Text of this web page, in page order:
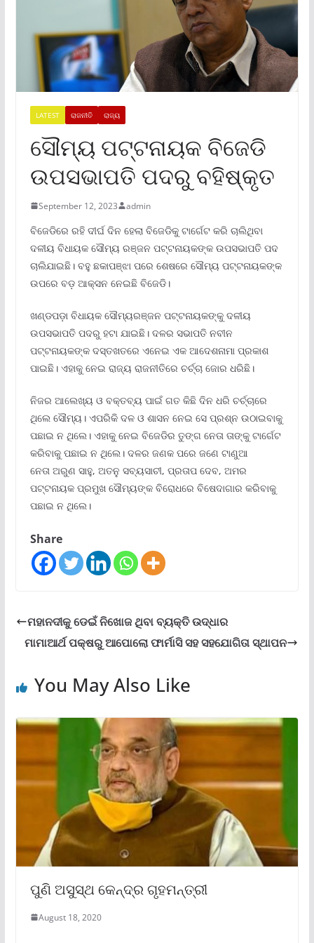
LATEST ରାଜନୀତି ରାଜ୍ୟ
ସୌମ୍ୟ ପଟ୍ଟନାୟକ ବିଜେଡି
ଉପସଭାପତି ପଦରୁ ବହିଷ୍କୃତ
September 12, 2023 admin
ବିଜେଡିରେ ରହି ଦୀର୍ଘ ଦିନ ହେଲା ବିଜେଡିକୁ ଟାର୍ଗେଟ କରି ଚାଲିଥିବା
ଦଳୀୟ ବିଧାୟକ ସୌମ୍ୟ ରଞ୍ଜନ ପଟ୍ଟନାୟକଙ୍କ ଉପସଭାପତି ପଦ
ଚାଲିଯାଇଛି। ବହୁ ଛକାପଞ୍ଝା ପରେ ଶେଷରେ ସୌମ୍ୟ ପଟ୍ଟନାୟକଙ୍କ
ଉପରେ ବଡ଼ ଆକ୍ସନ ନେଇଛି ବିଜେଡି।
ଖଣ୍ଡପଡ଼ା ବିଧାୟକ ସୌମ୍ୟରଞ୍ଜନ ପଟ୍ଟନାୟକଙ୍କୁ ଦଳୀୟ
ଉପସଭାପତି ପଦରୁ ହଟା ଯାଇଛି। ଦଳର ସଭାପତି ନବୀନ
ପଟ୍ଟନାୟକଙ୍କ ଦସ୍ତଖତରେ ଏନେଇ ଏକ ଆଦେଶନାମା ପ୍ରକାଶ
ପାଇଛି। ଏହାକୁ ନେଇ ରାଜ୍ୟ ରାଜନୀତିରେ ଚର୍ଚ୍ଚା ଜୋର ଧରିଛି।
ନିଜର ଆଲେଖ୍ୟ ଓ ବକ୍ତବ୍ୟ ପାଇଁ ଗତ କିଛି ଦିନ ଧରି ଚର୍ଚ୍ଚାରେ
ଥିଲେ ସୌମ୍ୟ। ଏପରିକି ଦଳ ଓ ଶାସନ ନେଇ ସେ ପ୍ରଶ୍ନ ଉଠାଇବାକୁ
ପଛାଇ ନ ଥିଲେ। ଏହାକୁ ନେଇ ବିଜେଡିର ତୁଙ୍ଗ ନେତା ତାଙ୍କୁ ଟାର୍ଗେଟ
କରିବାକୁ ପଛାଇ ନ ଥିଲେ। ଦଳର ଜଣକ ପରେ ଜଣେ ଟାଣୁଆ
ନେତା ଅରୁଣ ସାହୁ, ଅତନୁ ସବ୍ୟସାଚୀ, ପ୍ରତାପ ଦେବ, ଅମର
ପଟ୍ଟନାୟକ ପ୍ରମୁଖ ସୌମ୍ୟଙ୍କ ବିରୋଧରେ ବିଷେଦାଗାର କରିବାକୁ
ପଛାଇ ନ ଥିଲେ।
Share
ମହାନଦୀକୁ ଡେଇଁ ନିଖୋଜ ଥିବା ବ୍ୟକ୍ତି ଉଦ୍ଧାର
ମାମାଆର୍ଥ ପକ୍ଷରୁ ଆପୋଲୋ ଫାର୍ମାସି ସହ ସହଯୋଗିତା ସ୍ଥାପନ
You May Also Like
ପୁଣି ଅସୁସ୍ଥ କେନ୍ଦ୍ର ଗୃହମନ୍ତ୍ରୀ
August 18, 2020